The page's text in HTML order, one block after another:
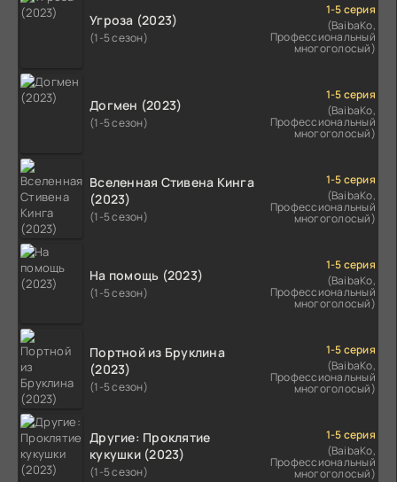
Угроза (2023)
(1-5 сезон)
1-5 серия
(BaibaKo,
Профессиональный
многоголосый)
Догмен (2023)
(1-5 сезон)
1-5 серия
(BaibaKo,
Профессиональный
многоголосый)
Вселенная Стивена Кинга
(2023)
(1-5 сезон)
1-5 серия
(BaibaKo,
Профессиональный
многоголосый)
На помощь (2023)
(1-5 сезон)
1-5 серия
(BaibaKo,
Профессиональный
многоголосый)
Портной из Бруклина
(2023)
(1-5 сезон)
1-5 серия
(BaibaKo,
Профессиональный
многоголосый)
Другие: Проклятие
кукушки (2023)
(1-5 сезон)
1-5 серия
(BaibaKo,
Профессиональный
многоголосый)